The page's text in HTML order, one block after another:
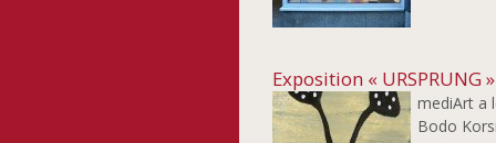
Exposition «
mediArt a
Bodo